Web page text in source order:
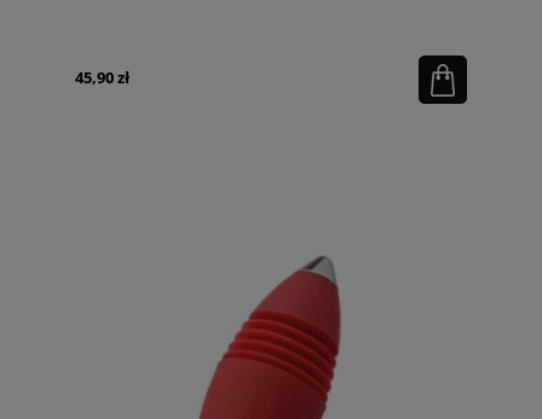
45,90 zł